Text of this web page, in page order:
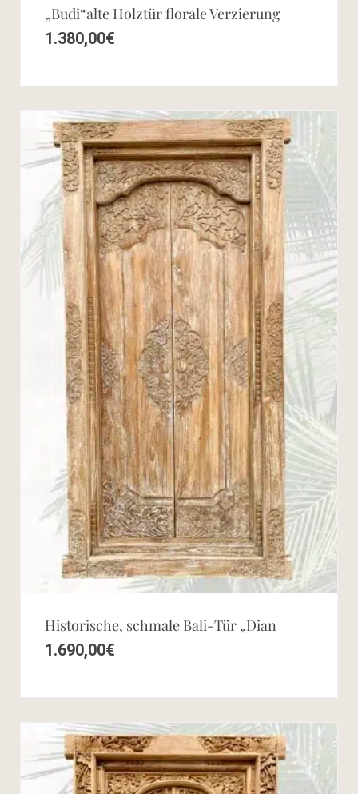
„Budi“alte Holztür florale Verzierung
1.380,00€
Historische, schmale Bali-Tür „Dian
1.690,00€